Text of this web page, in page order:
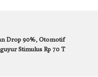
Drop 90%, Otomotif
Stimulus Rp 70 T